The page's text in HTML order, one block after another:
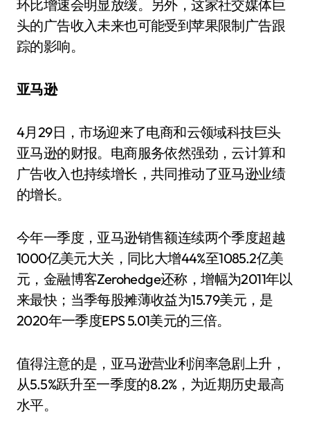
环比增速会明显放缓。另外，这家社交媒体巨
头的广告收入未来也可能受到苹果限制广告跟
踪的影响。
亚马逊
4月29日，市场迎来了电商和云领域科技巨头
亚马逊的财报。电商服务依然强劲，云计算和
广告收入也持续增长，共同推动了亚马逊业绩
的增长。
今年一季度，亚马逊销售额连续两个季度超越
1000亿美元大关，同比大增44%至1085.2亿美
元，金融博客Zerohedge还称，增幅为2011年以
来最快；当季每股摊薄收益为15.79美元，是
2020年一季度EPS 5.01美元的三倍。
值得注意的是，亚马逊营业利润率急剧上升，
从5.5%跃升至一季度的8.2%，为近期历史最高
水平。